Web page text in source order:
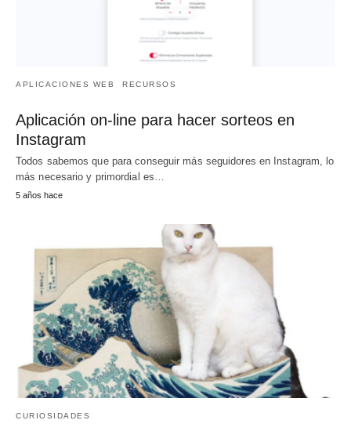
APLICACIONES WEB RECURSOS
Aplicación on-line para hacer sorteos en
Instagram
Todos sabemos que para conseguir más seguidores en Instagram, lo
más necesario y primordial es…
5 años hace
CURIOSIDADES